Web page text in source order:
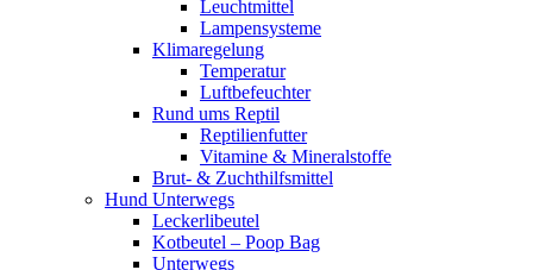
Leuchtmittel
Lampensysteme
Klimaregelung
Temperatur
Luftbefeuchter
Rund ums Reptil
Reptilienfutter
Vitamine & Mineralstoffe
Brut- & Zuchthilfsmittel
Hund Unterwegs
Leckerlibeutel
Kotbeutel – Poop Bag
Unterwegs